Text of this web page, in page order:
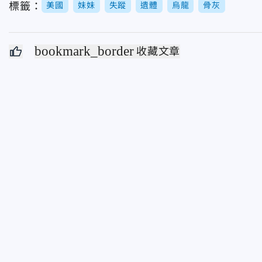
標籤： 美國 妹妹 失蹤 遺體 烏龍 骨灰
bookmark_border 收藏文章